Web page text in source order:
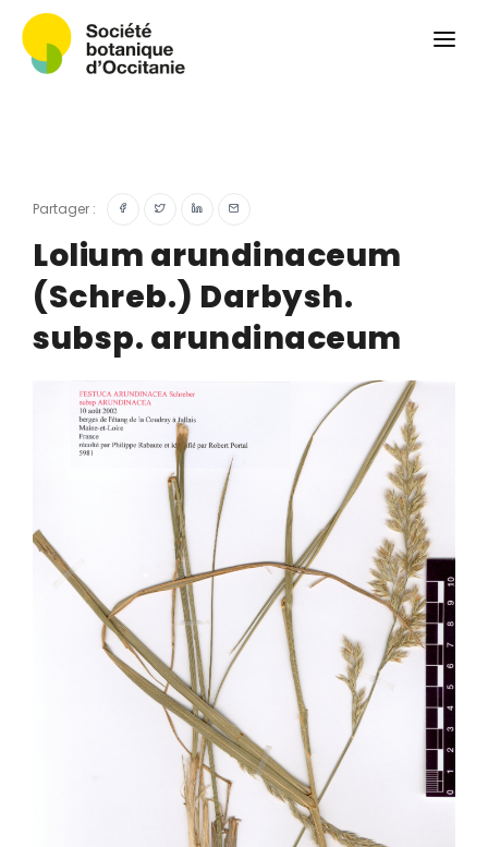
Herbier PCPR
Ressources
Actualités et calendrier
Contact
Partager :
Lolium arundinaceum
(Schreb.) Darbysh.
subsp. arundinaceum